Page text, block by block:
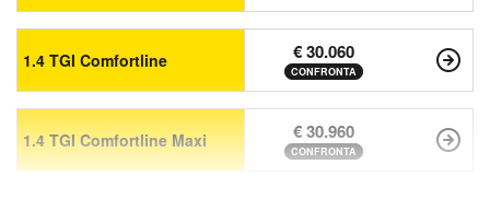
1.4 TGI Comfortline € 30.060
CONFRONTA
1.4 TGI Comfortline Maxi € 30.960
CONFRONTA